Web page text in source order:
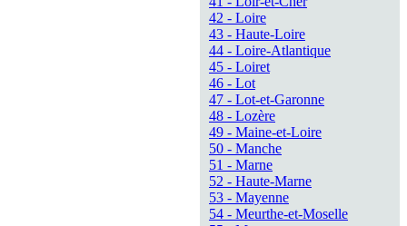
42 - Loire
43 - Haute-Loire
44 - Loire-Atlantique
45 - Loiret
46 - Lot
47 - Lot-et-Garonne
48 - Lozère
49 - Maine-et-Loire
50 - Manche
51 - Marne
52 - Haute-Marne
53 - Mayenne
54 - Meurthe-et-Moselle